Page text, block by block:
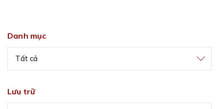
Danh mục
Tất cả
Lưu trữ